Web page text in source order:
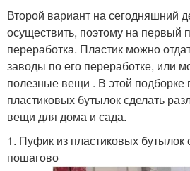
Игрушка из
пластиковой бутылки
Пластиковая бутылка
Второй вариант на сегодняшний
осуществить, поэтому на первый
переработка. Пластик можно
заводы по его переработке, или
полезные вещи . В этой подборке
пластиковых бутылок сделать
вещи для дома и сада.
1. Пуфик из пластиковых бутылок
пошагово